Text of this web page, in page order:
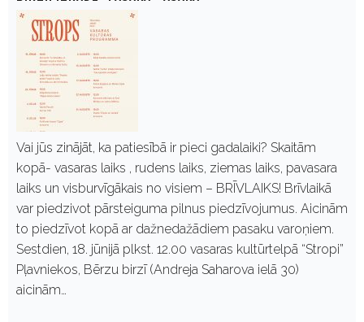
Vai jūs zinājāt, ka patiesībā ir pieci gadalaiki? Skaitām
kopā- vasaras laiks , rudens laiks, ziemas laiks, pavasara
laiks un visburvīgākais no visiem – BRĪVLAIKS! Brīvlaikā
var piedzivot pārsteiguma pilnus piedzīvojumus. Aicinām
to piedzīvot kopā ar dažnedažādiem pasaku varoņiem.
Sestdien, 18. jūnijā plkst. 12.00 vasaras kultūrtelpā “Stropi”
Pļavniekos, Bērzu birzī (Andreja Saharova ielā 30)
aicinām…